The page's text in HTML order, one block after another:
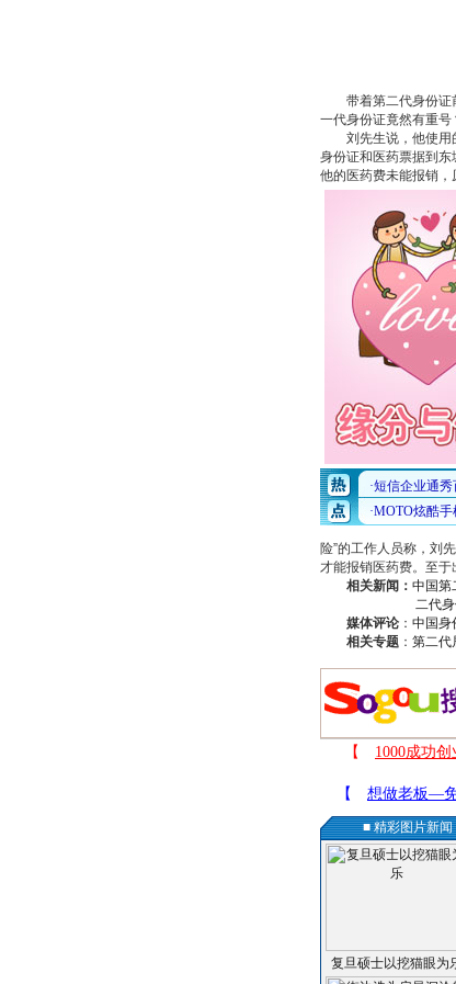
带着第二代身份证前
一代身份证竟然有重号
刘先生说，他使用的
身份证和医药票据到
他的医药费未能报销
险”的工作人员称，刘
才能报销医药费。至于
相关新闻： 中国第
二代
媒体评论： 中国身
相关专题： 第二代
■ 精彩图片新闻
复旦硕士以挖猫眼为